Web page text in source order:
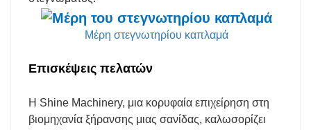
Μέρη στεγνωτηρίου καπλαμά
Επισκέψεις πελατών
Η Shine Machinery, μια κορυφαία επιχείρηση στη
βιομηχανία ξήρανσης μιας σανίδας, καλωσορίζει